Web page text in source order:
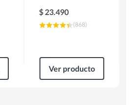
$ 23.490
(868)
Ver producto